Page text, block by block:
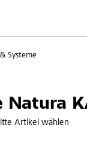
Systeme
Natura
Artikel wählen